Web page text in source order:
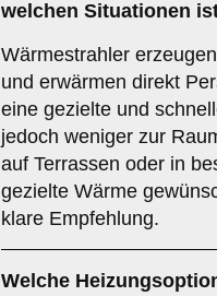
welchen Situationen
Wärmestrahler
und erwärmen direkt
eine gezielte und
jedoch weniger zur
auf Terrassen oder in
gezielte Wärme
klare Empfehlung.
Welche